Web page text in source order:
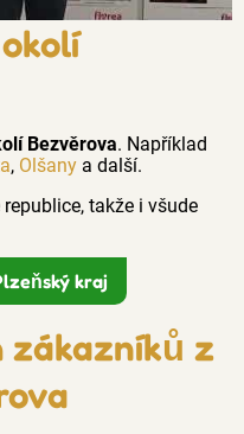
Bezvěrova. Například
, Olšany a další.
takže i všude
kraj
zákazníků z